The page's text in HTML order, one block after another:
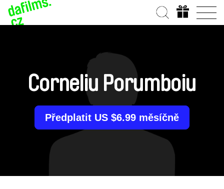
Corneliu Porumboiu
Předplatit US $6.99 měsíčně